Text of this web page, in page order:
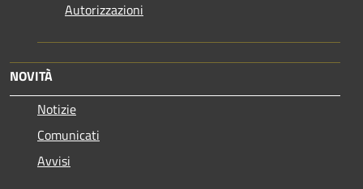
Autorizzazioni
NOVITÀ
Notizie
Comunicati
Avvisi